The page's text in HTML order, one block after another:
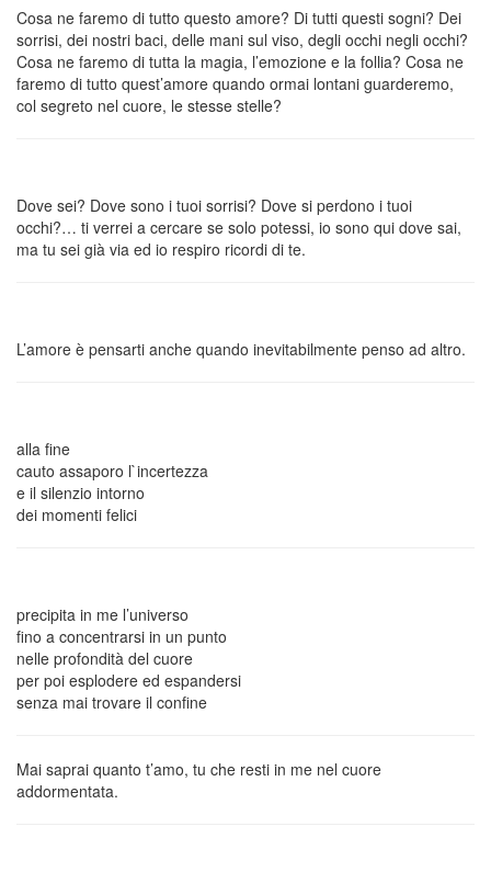
Cosa ne faremo di tutto questo amore? Di tutti questi sogni? Dei
sorrisi, dei nostri baci, delle mani sul viso, degli occhi negli occhi?
Cosa ne faremo di tutta la magia, l’emozione e la follia? Cosa ne
faremo di tutto quest’amore quando ormai lontani guarderemo,
col segreto nel cuore, le stesse stelle?
Dove sei? Dove sono i tuoi sorrisi? Dove si perdono i tuoi
occhi?… ti verrei a cercare se solo potessi, io sono qui dove sai,
ma tu sei già via ed io respiro ricordi di te.
L’amore è pensarti anche quando inevitabilmente penso ad altro.
alla fine
cauto assaporo l`incertezza
e il silenzio intorno
dei momenti felici
precipita in me l’universo
fino a concentrarsi in un punto
nelle profondità del cuore
per poi esplodere ed espandersi
senza mai trovare il confine
Mai saprai quanto t’amo, tu che resti in me nel cuore
addormentata.